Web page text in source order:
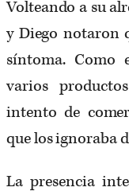
Volteando a su
y Diego notaron
síntoma.
varios
intento de
que los ignoraba
La presencia